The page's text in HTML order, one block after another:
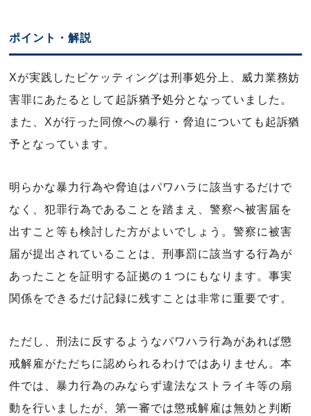
ポイント・解説
Xが実践したピケッティングは刑事処分上、威力業務妨
害罪にあたるとして起訴猶予処分となっていました。
また、Xが行った同僚への暴行・脅迫についても起訴猶
予となっています。
明らかな暴力行為や脅迫はパワハラに該当するだけで
なく、犯罪行為であることを踏まえ、警察へ被害届を
出すこと等も検討した方がよいでしょう。警察に被害
届が提出されていることは、刑事罰に該当する行為が
あったことを証明する証拠の１つにもなります。事実
関係をできるだけ記録に残すことは非常に重要です。
ただし、刑法に反するようなパワハラ行為があれば懲
戒解雇がただちに認められるわけではありません。本
件では、暴力行為のみならず違法なストライキ等の扇
動を行いましたが、第一審では懲戒解雇は無効と判断